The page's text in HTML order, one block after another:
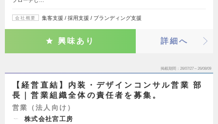
会社概要 集客支援 / 採用支援 / ブランディング支援
興味あり 詳細へ
掲載期間 26/07/27～26/08/09
【経営直結】内装・デザインコンサル営業 部
長｜営業組織全体の責任者を募集。
営業（法人向け）
株式会社宮工房